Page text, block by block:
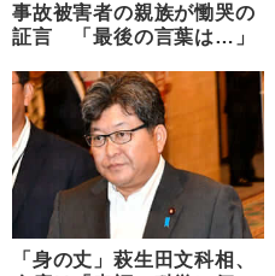
事故被害者の親族が慟哭の
証言 「最後の言葉は…」
「身の丈」萩生田文科相、